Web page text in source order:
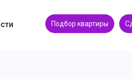
Подбор квартиры